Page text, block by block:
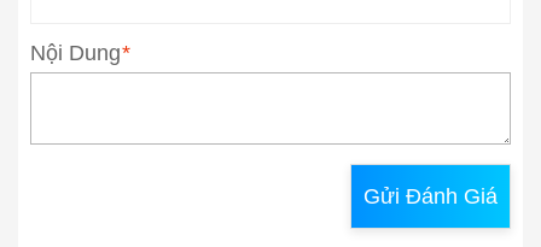
*
Nội Dung
Gửi Đánh Giá